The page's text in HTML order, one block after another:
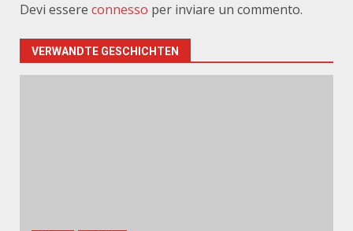
Devi essere connesso per inviare un commento.
VERWANDTE GESCHICHTEN